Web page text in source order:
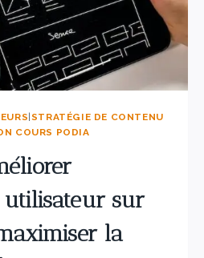
STRATÉGIE DE CONTENU
COURS PODIA
utilisateur sur
la